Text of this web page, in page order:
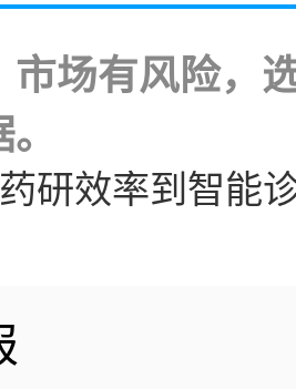
市场有风险，
研效率到智能